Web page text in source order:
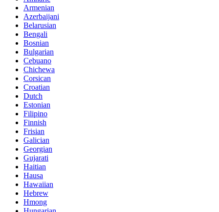
Armenian
Azerbaijani
Belarusian
Bengali
Bosnian
Bulgarian
Cebuano
Chichewa
Corsican
Croatian
Dutch
Estonian
Filipino
Finnish
Frisian
Galician
Georgian
Gujarati
Haitian
Hausa
Hawaiian
Hebrew
Hmong